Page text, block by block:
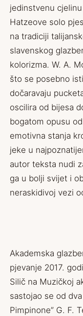
jedinstvenu
Hatzeove solo
na tradiciji
slavenskog
kolorizma. W. A.
što se posebno
dočaravaju
oscilira od bijesa
bogatom opusu
emotivna stanja
jeke u
autor teksta nudi
ga u bolji svijet i
neraskidivoj vezi
Akademska
pjevanje 2017.
Silič na Muzičkoj
sastojao se od
Pimpinone” G. F.